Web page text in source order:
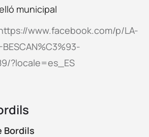
municipal
www.facebook.com/p/LA-
?locale=es_ES
Bordils